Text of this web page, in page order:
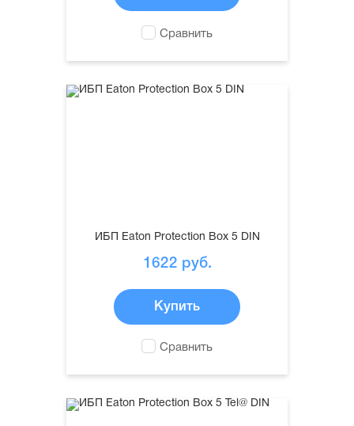
Сравнить
ИБП Eaton Protection Box 5 DIN
1622 руб.
Купить
Сравнить